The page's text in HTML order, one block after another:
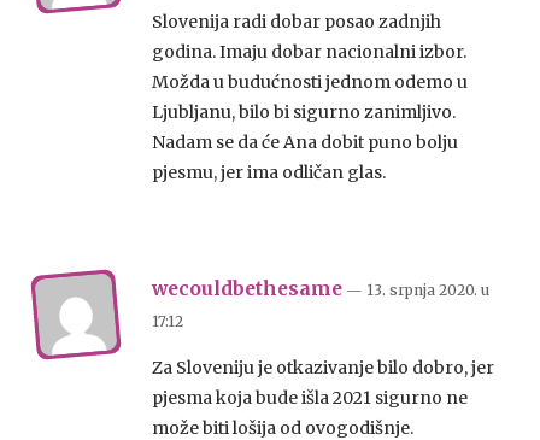
Slovenija radi dobar posao zadnjih
godina. Imaju dobar nacionalni izbor.
Možda u budućnosti jednom odemo u
Ljubljanu, bilo bi sigurno zanimljivo.
Nadam se da će Ana dobit puno bolju
pjesmu, jer ima odličan glas.
wecouldbethesame — 13. srpnja 2020. u
17:12
Za Sloveniju je otkazivanje bilo dobro, jer
pjesma koja bude išla 2021 sigurno ne
može biti lošija od ovogodišnje.